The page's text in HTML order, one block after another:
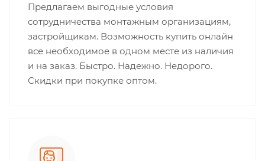
Предлагаем выгодные условия
сотрудничества монтажным организациям,
застройщикам. Возможность купить онлайн
все необходимое в одном месте из наличия
и на заказ. Быстро. Надежно. Недорого.
Скидки при покупке оптом.